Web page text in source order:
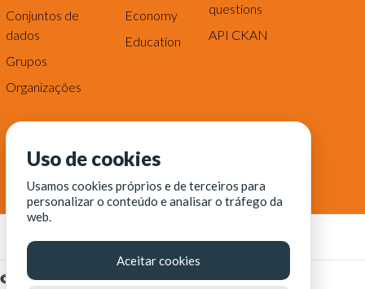
Conjuntos de
dados
Grupos
Organizações
Economy
Education
questions
API CKAN
© Fortaleza Digital || CITINOVA - Fundação de Ciência,
Uso de cookies
Usamos cookies próprios e de terceiros para
personalizar o conteúdo e analisar o tráfego da
web.
Aceitar cookies